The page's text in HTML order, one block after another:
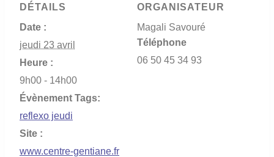
DÉTAILS
Date :
jeudi 23 avril
Heure :
9h00 - 14h00
Évènement Tags:
reflexo jeudi
Site :
www.centre-gentiane.fr
ORGANISATEUR
Magali Savouré
Téléphone
06 50 45 34 93